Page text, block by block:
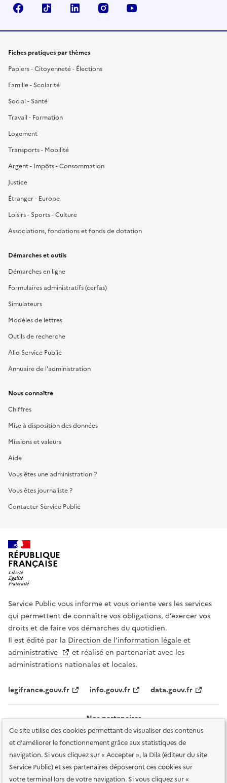
Ce site utilise des cookies permettant de visualiser des contenus
et d'améliorer le fonctionnement grâce aux statistiques de
navigation. Si vous cliquez sur « Accepter », la Dila (éditeur du site
Service Public) et ses partenaires déposeront ces cookies sur
votre terminal lors de votre navigation. Si vous cliquez sur «
FacebookTikTok LinkedIn Instagram
Fiches pratiques par thèmes
Papiers - Citoyenneté - Élections
Famille - Scolarité
Social - Santé
Travail - Formation
Logement
Transports - Mobilité
Argent - Impôts - Consommation
Justice
Étranger - Europe
Loisirs - Sports - Culture
Associations, fondations et fonds de dotation
Démarches et outils
Démarches en ligne
Formulaires administratifs (cerfas)
Simulateurs
Modèles de lettres
Outils de recherche
Allo Service Public
Annuaire de l'administration
Nous connaître
Chiffres
Mise à disposition des données
Missions et valeurs
Aide
Vous êtes une administration ?
Vous êtes journaliste ?
Contacter Service Public
RÉPUBLIQUE
FRANÇAISE
Service Public vous informe et vous oriente vers les services
qui permettent de connaître vos obligations, d’exercer vos
droits et de faire vos démarches du quotidien.
Il est édité par la Direction de l’information légale et
administrative
et réalisé en partenariat avec les
administrations nationales et locales.
legifrance.gouv.fr info.gouv.fr data.gouv.fr
Nos partenaires